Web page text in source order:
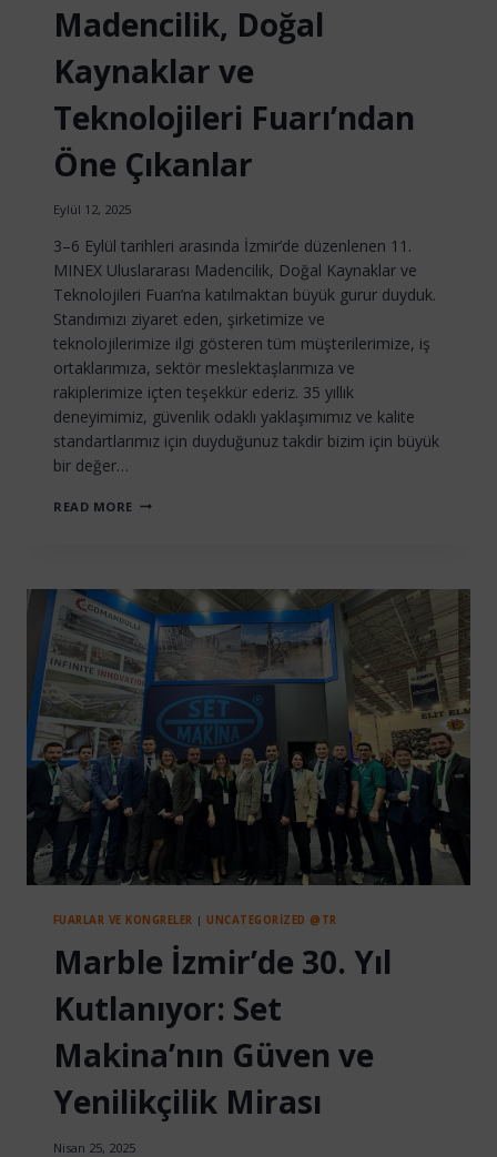
Madencilik, Doğal
Kaynaklar ve
Teknolojileri Fuarı’ndan
Öne Çıkanlar
Eylül 12, 2025
3–6 Eylül tarihleri arasında İzmir’de düzenlenen 11.
MINEX Uluslararası Madencilik, Doğal Kaynaklar ve
Teknolojileri Fuarı’na katılmaktan büyük gurur duyduk.
Standımızı ziyaret eden, şirketimize ve
teknolojilerimize ilgi gösteren tüm müşterilerimize, iş
ortaklarımıza, sektör meslektaşlarımıza ve
rakiplerimize içten teşekkür ederiz. 35 yıllık
deneyimimiz, güvenlik odaklı yaklaşımımız ve kalite
standartlarımız için duyduğunuz takdir bizim için büyük
bir değer…
READ MORE 11.
KAYNAKLAR
VE
TEKNOLOJILERI
FUARI’NDAN
ÖNE
ÇIKANLAR
FUARLAR VE KONGRELER |UNCATEGORIZED @TR
Marble İzmir’de 30. Yıl
Kutlanıyor: Set
Makina’nın Güven ve
Yenilikçilik Mirası
Nisan 25, 2025